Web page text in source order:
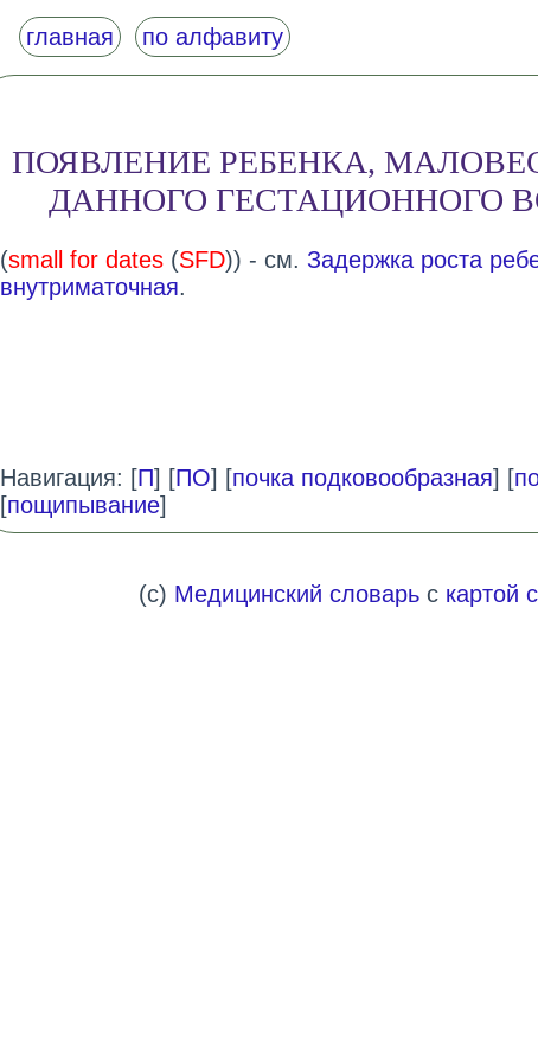
главная по алфавиту
ПОЯВЛЕНИЕ РЕБЕНКА,
ДАННОГО ГЕСТАЦИОННОГО
(small for dates (SFD)) - см. Задержка роста
внутриматочная.
Навигация: [П] [ПО] [почка подковообразная] [
[пощипывание]
(c) Медицинский словарьс картой